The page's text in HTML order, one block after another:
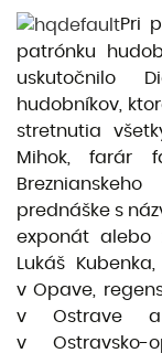
Pri
patrónku
uskutočnilo
hudobníkov,
stretnutia
Mihok, farár
prednáške s
exponát alebo
Lukáš
v Opave,
v Ostrave a
v Ostravsko-